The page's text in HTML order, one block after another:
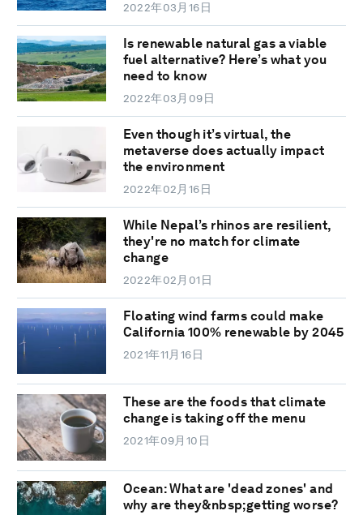
2022年03月16日
Is renewable natural gas a viable
fuel alternative? Here’s what you
need to know
2022年03月09日
Even though it’s virtual, the
metaverse does actually impact
the environment
2022年02月16日
While Nepal’s rhinos are resilient,
they're no match for climate
change
2022年02月01日
Floating wind farms could make
California 100% renewable by 2045
2021年11月16日
These are the foods that climate
change is taking off the menu
2021年09月10日
Ocean: What are 'dead zones' and
why are they&nbsp;getting worse?